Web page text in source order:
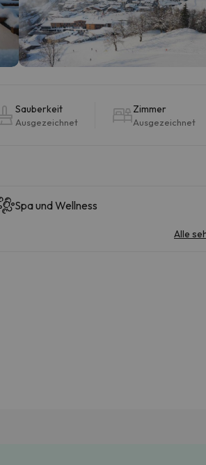
Sauberkeit
Ausgezeichnet
Zimmer
Ausgezeichnet
Spa und Wellness
Alle